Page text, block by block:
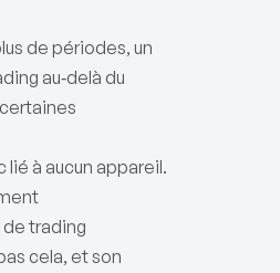
de périodes, un
au‑delà du
à aucun appareil.
trading
cela, et son